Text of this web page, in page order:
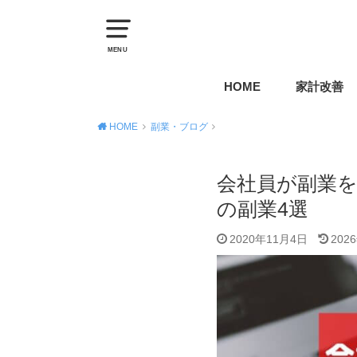
MENU
HOME 家計改善
HOME 副業・ブログ
会社員が副業
の副業4選
2020年11月4日